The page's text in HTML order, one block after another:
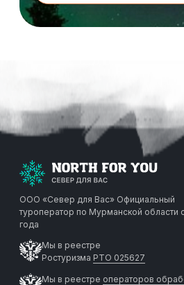
ООО «Север для Вас» Официальный
туроператор по Мурманской области
года
Мы в реестре
Ростуризма РТО 025627
Мы в реестре операторов